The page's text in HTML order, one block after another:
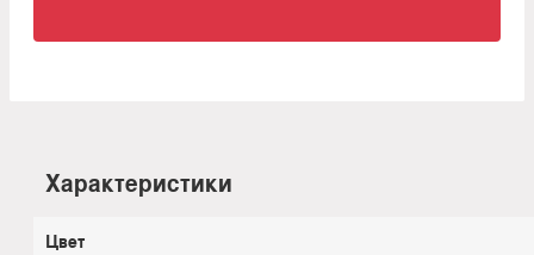
Характеристики
Цвет